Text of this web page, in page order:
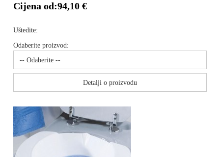
Cijena od:94,10 €
Uštedite:
Odaberite proizvod:
Detalji o proizvodu